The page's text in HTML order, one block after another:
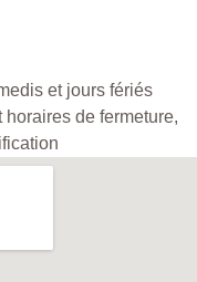
et jours fériés
de fermeture,